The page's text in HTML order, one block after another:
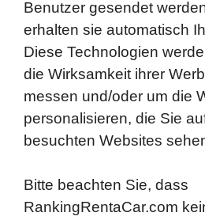
Benutzer gesendet
erhalten sie automatisch
Diese Technologien
die Wirksamkeit ihrer
messen und/oder um die
personalisieren, die Sie
besuchten Websites
Bitte beachten Sie, dass
RankingRentaCar.com